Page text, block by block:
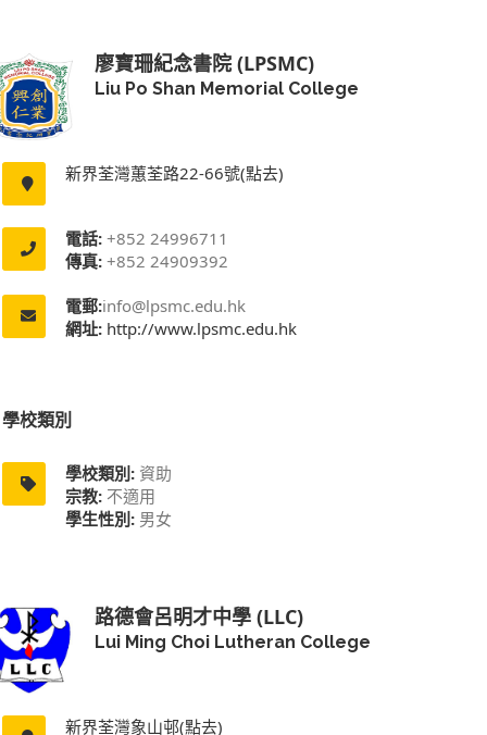
廖寶珊紀念書院 (LPSMC)
Liu Po Shan Memorial College
新界荃灣蕙荃路22-66號(點去)
電話: +852 24996711
傳真: +852 24909392
電郵:info@lpsmc.edu.hk
網址: http://www.lpsmc.edu.hk
學校類別
學校類別: 資助
宗教: 不適用
學生性別: 男女
路德會呂明才中學 (LLC)
Lui Ming Choi Lutheran College
新界荃灣象山邨(點去)